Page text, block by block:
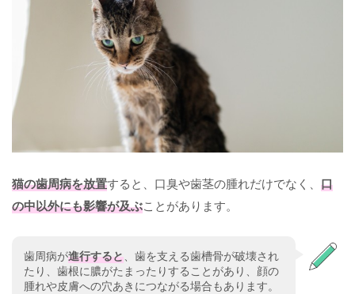
猫の歯周病を放置すると、口臭や歯茎の腫れだけでなく、 口
の中以外にも影響が及ぶことがあります。
歯周病が進行すると 、歯を支える歯槽骨が破壊され
たり、歯根に膿がたまったりすることがあり、顔の
腫れや皮膚への穴あきにつながる場合もあります。